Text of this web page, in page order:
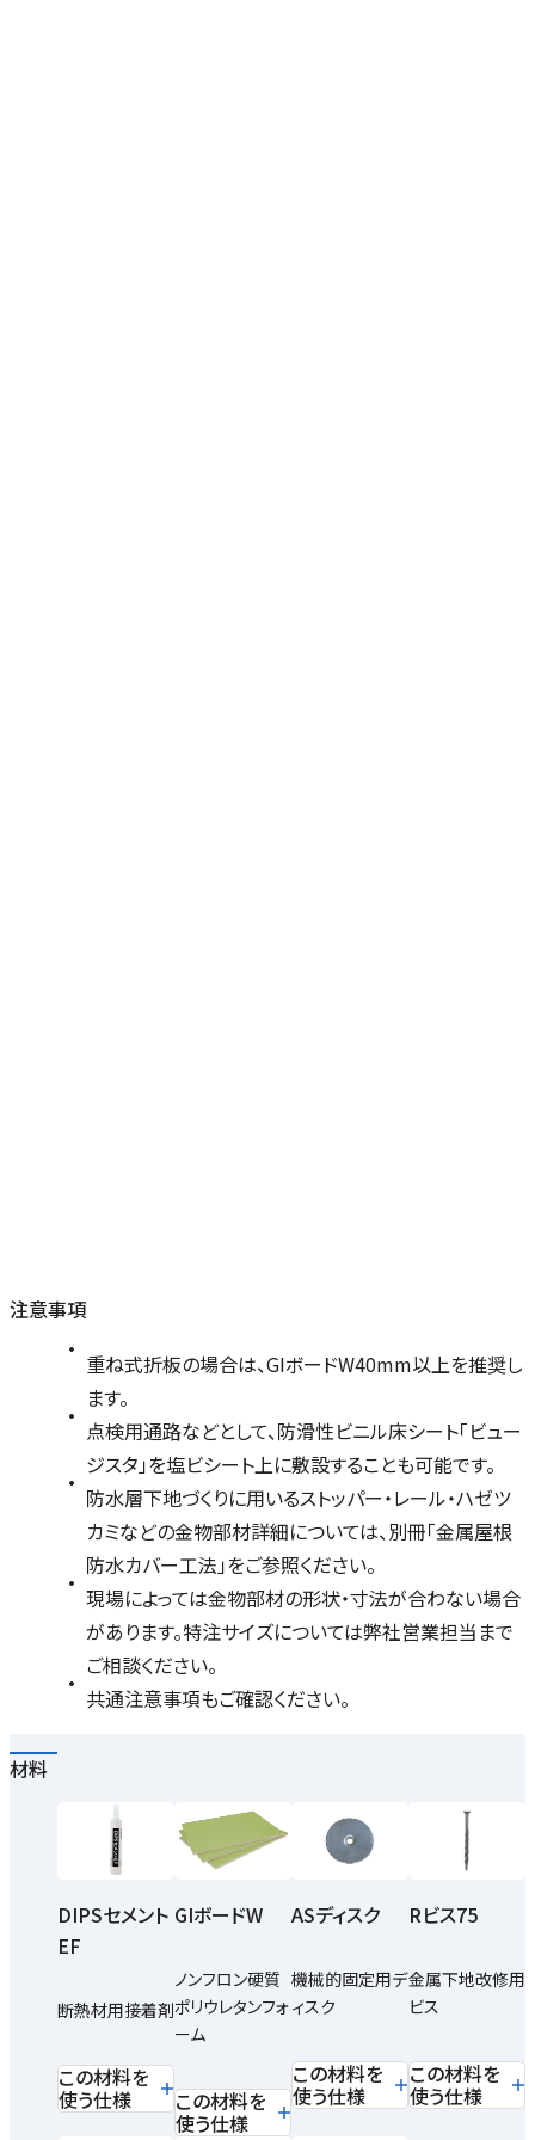
注意事項
重ね式折板の場合は、GIボードW40mm以上を推奨し
ます。
点検用通路などとして、防滑性ビニル床シート「ビュー
ジスタ」を塩ビシート上に敷設することも可能です。
防水層下地づくりに用いるストッパー・レール・ハゼツ
カミなどの金物部材詳細については、別冊「金属屋根
防水カバー工法」をご参照ください。
現場によっては金物部材の形状・寸法が合わない場合
があります。特注サイズについては弊社営業担当まで
ご相談ください。
共通注意事項もご確認ください。
材料
DIPSセメント
EF
断熱材用接着剤
この材料を
使う仕様
GIボードW
ノンフロン硬質
ポリウレタンフォ
ーム
この材料を
使う仕様
ASディスク
機械的固定用デ
ィスク
この材料を
使う仕様
Rビス75
金属下地改修用
ビス
この材料を
使う仕様